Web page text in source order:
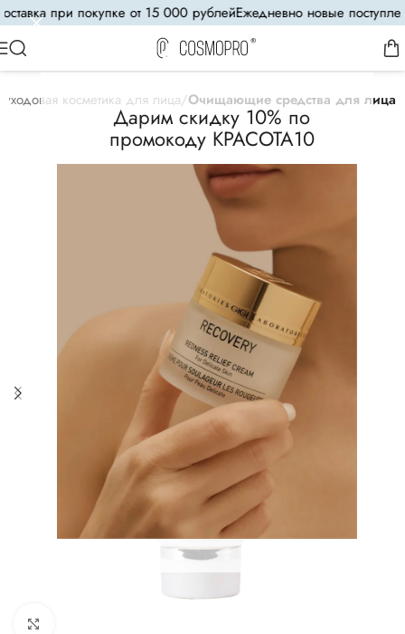
Дарим скидку 10% по
промокоду КРАСОТА10
при покупке от 15 000 рублейЕжедневно новые поступления
косметика для лица Очищающие средства для лица